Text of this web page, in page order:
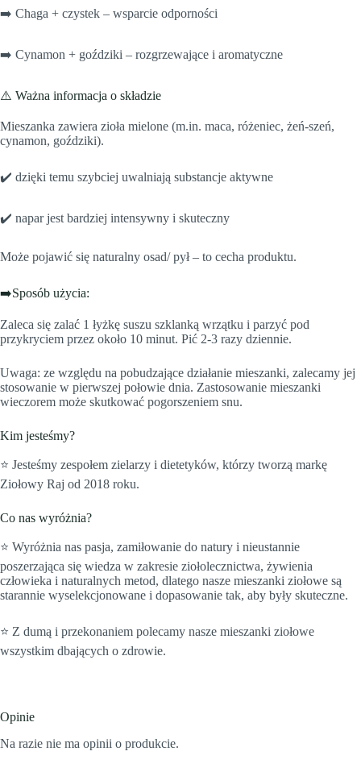
➡️ Chaga + czystek – wsparcie odporności
➡️ Cynamon + goździki – rozgrzewające i aromatyczne
⚠️ Ważna informacja o składzie
Mieszanka zawiera zioła mielone (m.in. maca, różeniec, żeń-szeń,
cynamon, goździki).
✔️ dzięki temu szybciej uwalniają substancje aktywne
✔️ napar jest bardziej intensywny i skuteczny
Może pojawić się naturalny osad/ pył – to cecha produktu.
➡️Sposób użycia:
Zaleca się zalać 1 łyżkę suszu szklanką wrzątku i parzyć pod
przykryciem przez około 10 minut. Pić 2-3 razy dziennie.
Uwaga: ze względu na pobudzające działanie mieszanki, zalecamy jej
stosowanie w pierwszej połowie dnia. Zastosowanie mieszanki
wieczorem może skutkować pogorszeniem snu.
Kim jesteśmy?
⭐️ Jesteśmy zespołem zielarzy i dietetyków, którzy tworzą markę
Ziołowy Raj od 2018 roku.
Co nas wyróżnia?
⭐️ Wyróżnia nas pasja, zamiłowanie do natury i nieustannie
poszerzająca się wiedza w zakresie ziołolecznictwa, żywienia
człowieka i naturalnych metod, dlatego nasze mieszanki ziołowe są
starannie wyselekcjonowane i dopasowanie tak, aby były skuteczne.
⭐️ Z dumą i przekonaniem polecamy nasze mieszanki ziołowe
wszystkim dbających o zdrowie.
Opinie
Na razie nie ma opinii o produkcie.